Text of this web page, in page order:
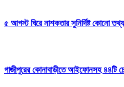
৫ আগস্ট ঘিরে নাশকতার সুনির্দিষ্ট কোনো
গাজীপুরের কোনাবাড়ীতে আইফোনসহ ৪৪টি